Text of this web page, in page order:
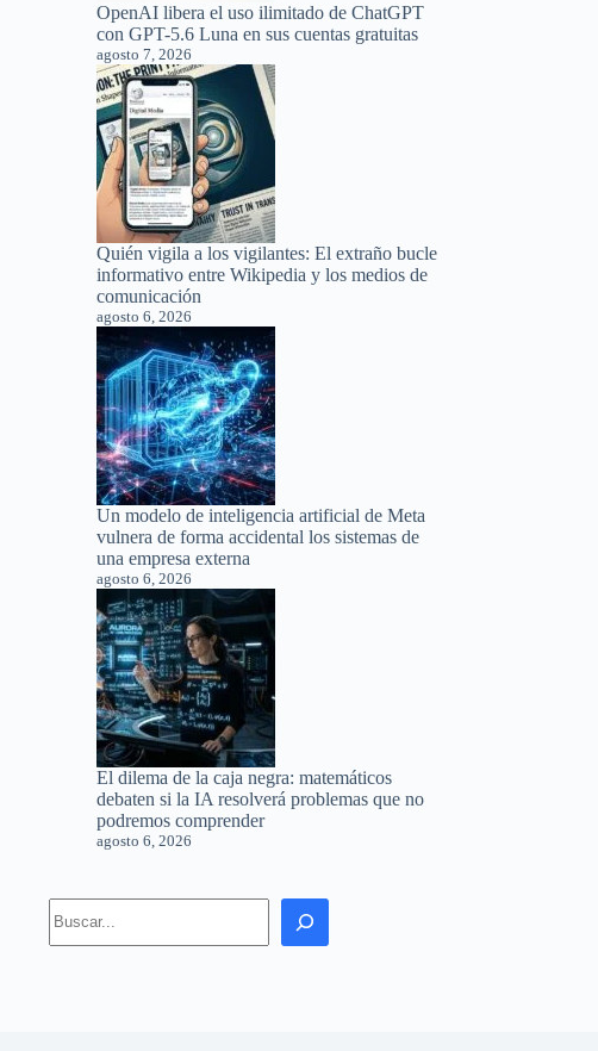
OpenAI libera el uso ilimitado de ChatGPT
con GPT-5.6 Luna en sus cuentas gratuitas
agosto 7, 2026
Quién vigila a los vigilantes: El extraño bucle
informativo entre Wikipedia y los medios de
comunicación
agosto 6, 2026
Un modelo de inteligencia artificial de Meta
vulnera de forma accidental los sistemas de
una empresa externa
agosto 6, 2026
El dilema de la caja negra: matemáticos
debaten si la IA resolverá problemas que no
podremos comprender
agosto 6, 2026